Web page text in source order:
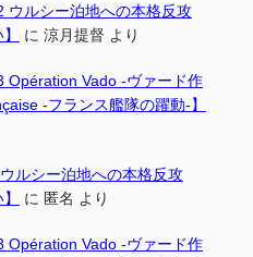
ウルシー泊地への本格反攻
に 涼月提督 より
Opération Vado -ヴァード作
-フランス艦隊の躍動-】
ルシー泊地への本格反攻
に 匿名 より
Opération Vado -ヴァード作